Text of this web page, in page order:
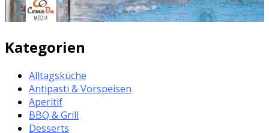
Kategorien
Alltagsküche
Antipasti & Vorspeisen
Aperitif
BBQ & Grill
Desserts